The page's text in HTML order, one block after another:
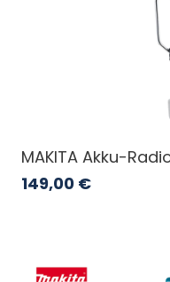
MAKITA Akku-
149,00 €